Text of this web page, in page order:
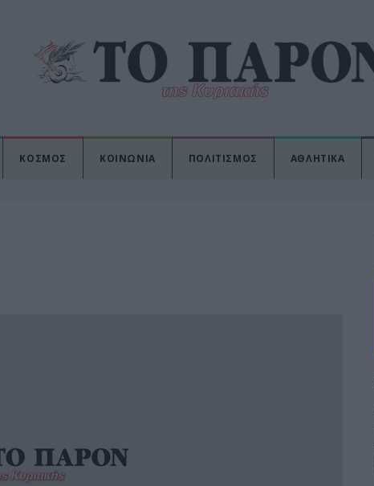
ΚΟΣΜΟΣ ΚΟΙΝΩΝΙΑ ΠΟΛΙΤΙΣΜΟΣ ΑΘΛΗΤΙΚΑ